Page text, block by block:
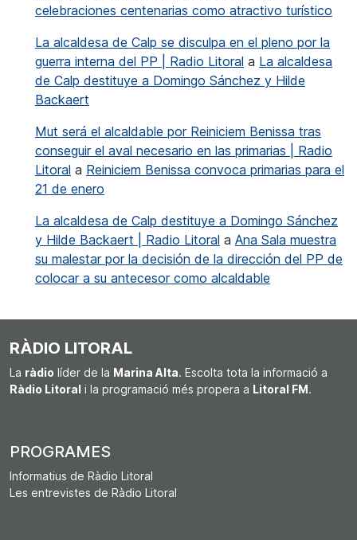
celebraciones centenarias como atractivo turístico
La alcaldesa de Calp se disculpa en el pleno por la
guerra interna del PP | Radio Litoral a La alcaldesa
de Calp destituye a Domingo Sánchez y Hilde
Backaert
Mut será el alcaldable por Reiniciem Benissa tras
conseguir el aval necesario en las primarias | Radio
Litoral a Reiniciem Benissa convoca primarias para el
21 de enero
La alcaldesa de Calp destituye a Domingo Sánchez
y Hilde Backaert | Radio Litoral a Ana Sala muestra
su malestar por la decisión de la dirección del PP de
colocar a su antecesor como alcaldable
RÀDIO LITORAL
La ràdio líder de la Marina Alta. Escolta tota la informació a
Ràdio Litoral i la programació més propera a Litoral FM.
PROGRAMES
Informatius de Ràdio Litoral
Les entrevistes de Ràdio Litoral